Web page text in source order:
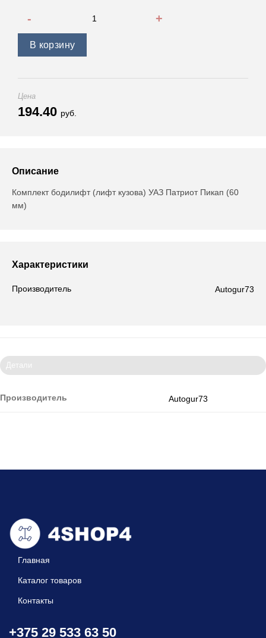
В корзину
Цена
194.40 руб.
Описание
Комплект бодилифт (лифт кузова) УАЗ Патриот Пикап (60
мм)
Характеристики
Производитель Autogur73
Детали
Производитель Autogur73
Главная
Каталог товаров
Контакты
+375 29 533 63 50